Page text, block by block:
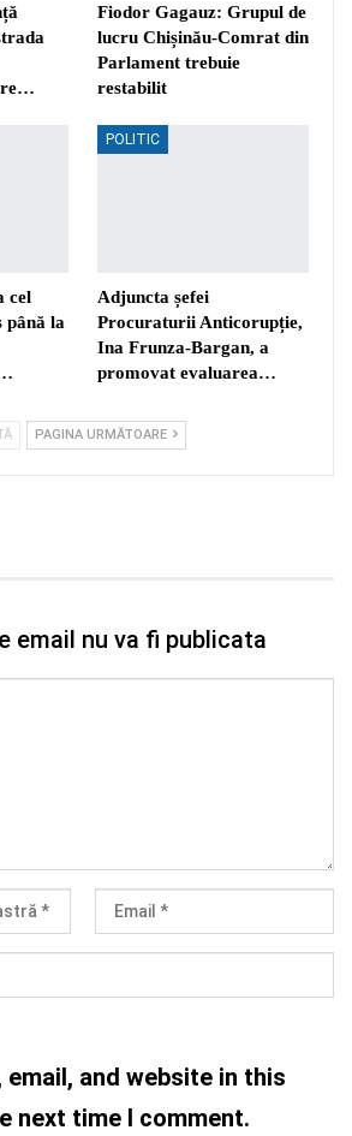
Fiodor Gagauz: Grupul de
lucru Chișinău-Comrat din
Parlament trebuie
restabilit
cel
până la
POLITIC
Adjuncta șefei
Procuraturii Anticorupție,
Ina Frunza-Bargan, a
promovat evaluarea…
PAGINA URMĂTOARE
email nu va fi publicata
email, and website in this
next time I comment.